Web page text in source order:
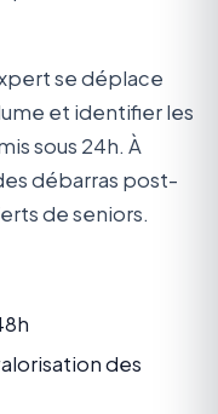
se déplace
et identifier les
sous 24h. À
débarras post-
de seniors.
des